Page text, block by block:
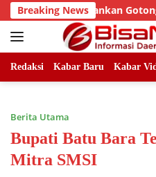
Skip
to
content
Breaking News
Sen Tekankan Gotong
Redaksi Kabar Baru Kabar
Berita Utama
Bupati Batu Bara
Mitra SMSI